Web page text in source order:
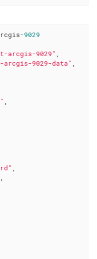
-9029
arcgis-9029" ,
9029-data" ,
,
,
,